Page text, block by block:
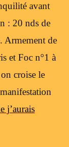
avant
: 20 nds de
Armement de
et Foc n°1 à
croise le
j’aurais